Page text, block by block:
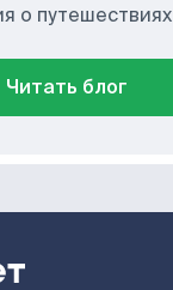
о путешествиях
Читать блог